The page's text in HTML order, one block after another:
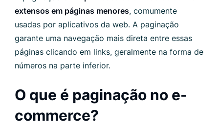
extensos em páginas menores, comumente
usadas por aplicativos da web. A paginação
garante uma navegação mais direta entre essas
páginas clicando em links, geralmente na forma de
números na parte inferior.
O que é paginação no e-
commerce?